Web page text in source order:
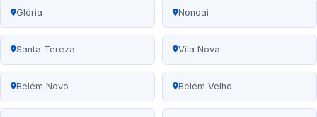
Glória Nonoai
Santa Tereza Vila Nova
Belém Novo Belém Velho